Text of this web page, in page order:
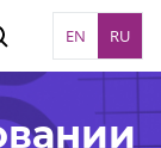
EN RU